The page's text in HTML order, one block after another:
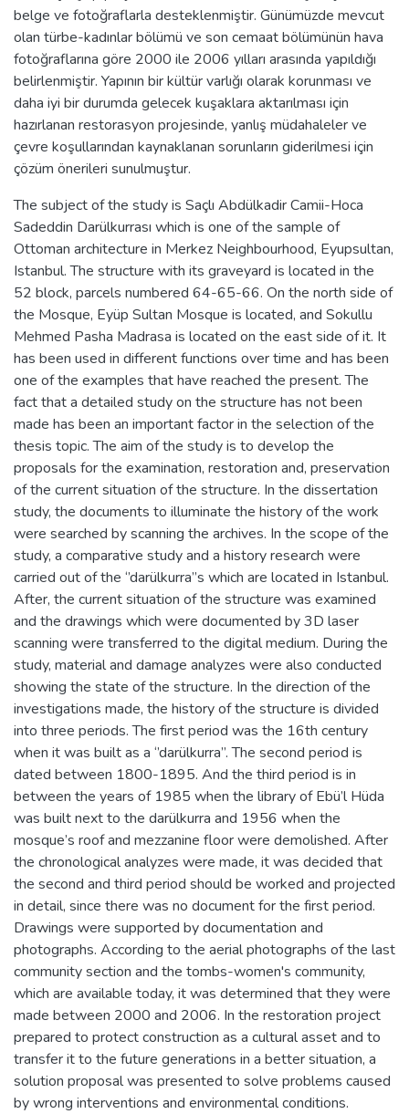
belge ve fotoğraflarla desteklenmiştir. Günümüzde mevcut
olan türbe-kadınlar bölümü ve son cemaat bölümünün hava
fotoğraflarına göre 2000 ile 2006 yılları arasında yapıldığı
belirlenmiştir. Yapının bir kültür varlığı olarak korunması ve
daha iyi bir durumda gelecek kuşaklara aktarılması için
hazırlanan restorasyon projesinde, yanlış müdahaleler ve
çevre koşullarından kaynaklanan sorunların giderilmesi için
çözüm önerileri sunulmuştur.
The subject of the study is Saçlı Abdülkadir Camii-Hoca
Sadeddin Darülkurrası which is one of the sample of
Ottoman architecture in Merkez Neighbourhood, Eyupsultan,
Istanbul. The structure with its graveyard is located in the
52 block, parcels numbered 64-65-66. On the north side of
the Mosque, Eyüp Sultan Mosque is located, and Sokullu
Mehmed Pasha Madrasa is located on the east side of it. It
has been used in different functions over time and has been
one of the examples that have reached the present. The
fact that a detailed study on the structure has not been
made has been an important factor in the selection of the
thesis topic. The aim of the study is to develop the
proposals for the examination, restoration and, preservation
of the current situation of the structure. In the dissertation
study, the documents to illuminate the history of the work
were searched by scanning the archives. In the scope of the
study, a comparative study and a history research were
carried out of the ‘’darülkurra’’s which are located in Istanbul.
After, the current situation of the structure was examined
and the drawings which were documented by 3D laser
scanning were transferred to the digital medium. During the
study, material and damage analyzes were also conducted
showing the state of the structure. In the direction of the
investigations made, the history of the structure is divided
into three periods. The first period was the 16th century
when it was built as a ‘’darülkurra’’. The second period is
dated between 1800-1895. And the third period is in
between the years of 1985 when the library of Ebü’l Hüda
was built next to the darülkurra and 1956 when the
mosque’s roof and mezzanine floor were demolished. After
the chronological analyzes were made, it was decided that
the second and third period should be worked and projected
in detail, since there was no document for the first period.
Drawings were supported by documentation and
photographs. According to the aerial photographs of the last
community section and the tombs-women's community,
which are available today, it was determined that they were
made between 2000 and 2006. In the restoration project
prepared to protect construction as a cultural asset and to
transfer it to the future generations in a better situation, a
solution proposal was presented to solve problems caused
by wrong interventions and environmental conditions.